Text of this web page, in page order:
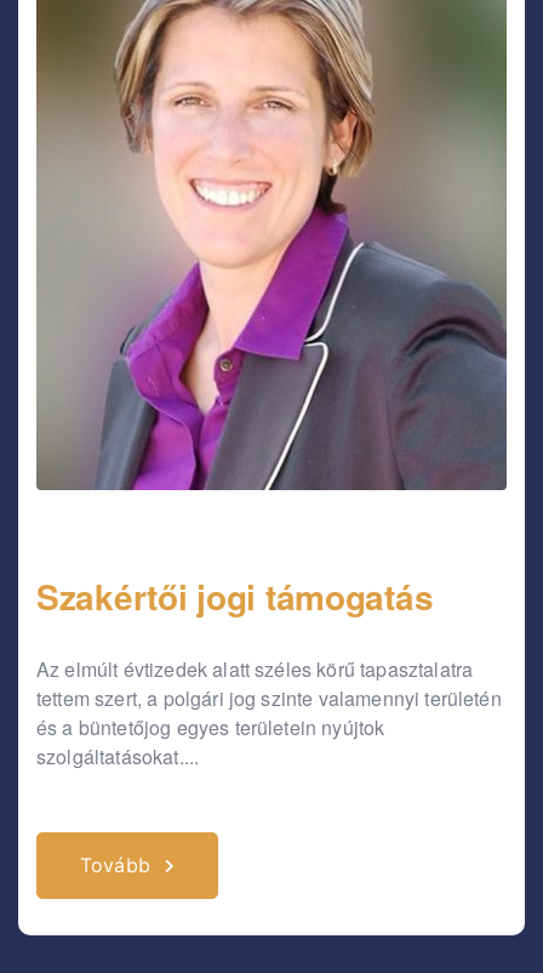
Szakértői jogi támogatás
Az elmúlt évtizedek alatt széles körű tapasztalatra
tettem szert, a polgári jog szinte valamennyi területén
és a büntetőjog egyes területein nyújtok
szolgáltatásokat....
Tovább